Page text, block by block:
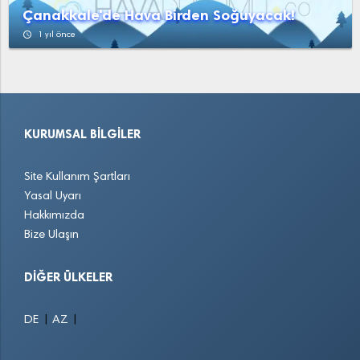
Çanakkale'de Hava Birden Soğuyacak!
access_time 1 yıl önce
KURUMSAL BILGILER
Site Kullanım Şartları
Yasal Uyarı
Hakkımızda
Bize Ulaşın
DIĞER ÜLKELER
DE AZ